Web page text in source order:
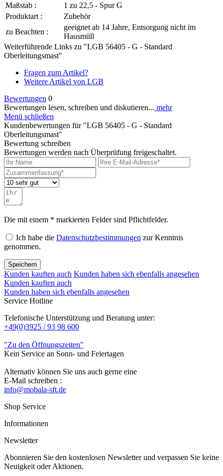
Maßstab :
1 zu 22,5 - Spur G
Produktart :
Zubehör
zu Beachten :
geeignet ab 14 Jahre, Entsorgung nicht im
Hausmüll
Weiterführende Links zu "LGB 56405 - G - Standard
Oberleitungsmast"
Fragen zum Artikel?
Weitere Artikel von LGB
Bewertungen 0
Bewertungen lesen, schreiben und diskutieren... mehr
Menü schließen
Kundenbewertungen für "LGB 56405 - G - Standard
Oberleitungsmast"
Bewertung schreiben
Bewertungen werden nach Überprüfung freigeschaltet.
Die mit einem * markierten Felder sind Pflichtfelder.
Ich habe die Datenschutzbestimmungen zur Kenntnis
genommen.
Speichern
Kunden kauften auch Kunden haben sich ebenfalls angesehen
Kunden kauften auch
Kunden haben sich ebenfalls angesehen
Service Hotline
Telefonische Unterstützung und Beratung unter:
+49(0)3925 / 93 98 600
"Zu den Öffnungszeiten"
Kein Service an Sonn- und Feiertagen
Alternativ können Sie uns auch gerne eine
E-Mail schreiben :
info@mobala-sft.de
Shop Service
Informationen
Newsletter
Abonnieren Sie den kostenlosen Newsletter und verpassen Sie keine
Neuigkeit oder Aktionen.